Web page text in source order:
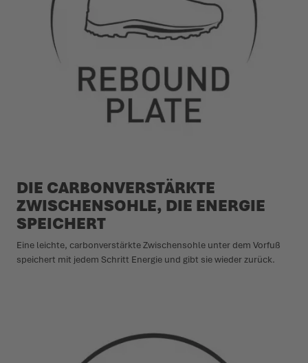
DIE CARBONVERSTÄRKTE
ZWISCHENSOHLE, DIE ENERGIE
SPEICHERT
Eine leichte, carbonverstärkte Zwischensohle unter dem Vorfuß
speichert mit jedem Schritt Energie und gibt sie wieder zurück.